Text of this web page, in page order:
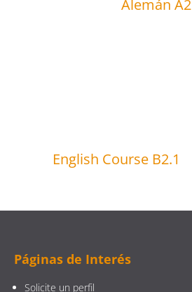
Alemán A2
English Course B2.1
Páginas de Interés
Solicite un perfil